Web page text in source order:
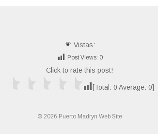
Vistas:
Post Views: 0
Click to rate this post!
[Total: 0 Average: 0]
© 2026 Puerto Madryn Web Site